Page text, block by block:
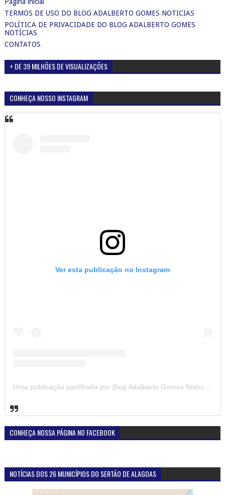
TERMOS DE USO DO BLOG ADALBERTO GOMES NOTICIAS
POLÍTICA DE PRIVACIDADE DO BLOG ADALBERTO GOMES
NOTÍCIAS
CONTATOS
+ DE 39 MILHÕES DE VISUALIZAÇÕES
CONHEÇA NOSSO INSTAGRAM
Ver esta publicação no Instagram
Uma publicação partilhada por Blog Adalberto Gomes Noticias (@blogadalbertogomesnoticiass)
CONHEÇA NOSSA PÁGINA NO FACEBOOK
NOTÍCIAS DOS 26 MUNICÍPIOS DO SERTÃO DE ALAGOAS